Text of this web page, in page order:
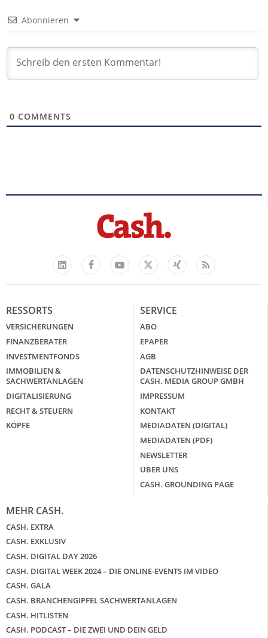
Abonnieren
0 COMMENTS
LinkedIn
FacebookYouTube
X
Xing Feed
RESSORTS
VERSICHERUNGEN
FINANZBERATER
INVESTMENTFONDS
IMMOBILIEN &
SACHWERTANLAGEN
DIGITALISIERUNG
RECHT & STEUERN
KÖPFE
SERVICE
ABO
EPAPER
AGB
DATENSCHUTZHINWEISE DER
CASH. MEDIA GROUP GMBH
IMPRESSUM
KONTAKT
MEDIADATEN (DIGITAL)
MEDIADATEN (PDF)
NEWSLETTER
ÜBER UNS
CASH. GROUNDING PAGE
MEHR CASH.
CASH. EXTRA
CASH. EXKLUSIV
CASH. DIGITAL DAY 2026
CASH. DIGITAL WEEK 2024 – DIE ONLINE-EVENTS IM VIDEO
CASH. GALA
CASH. BRANCHENGIPFEL SACHWERTANLAGEN
CASH. HITLISTEN
CASH. PODCAST – DIE ZWEI UND DEIN GELD